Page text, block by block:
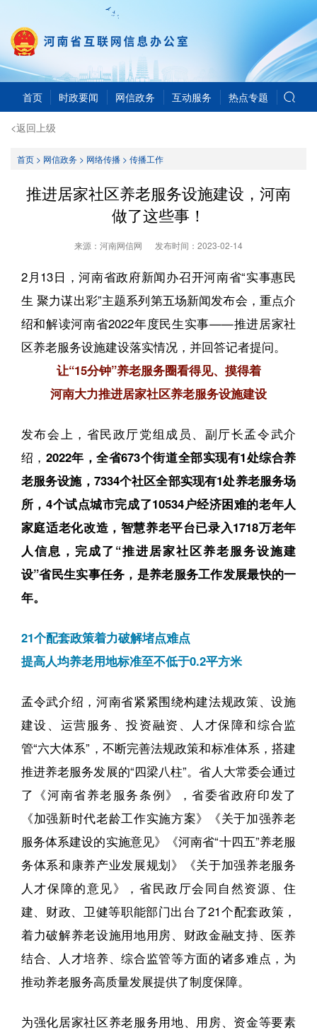
首页 时政要闻 网信政务 互动服务 热点专题
<返回上级
首页> 网信政务> 网络传播> 传播工作
推进居家社区养老服务设施建设，河南
做了这些事！
来源：河南网信网 发布时间： 2023-02-14
2月13日，河南省政府新闻办召开河南省“实事惠民
生 聚力谋出彩”主题系列第五场新闻发布会，重点介
绍和解读河南省2022年度民生实事——推进居家社
区养老服务设施建设落实情况，并回答记者提问。
让“15分钟”养老服务圈看得见、摸得着
河南大力推进居家社区养老服务设施建设
发布会上，省民政厅党组成员、副厅长孟令武介
绍， 2022年，全省673个街道全部实现有1处综合养
老服务设施，7334个社区全部实现有1处养老服务场
所，4个试点城市完成了10534户经济困难的老年人
家庭适老化改造，智慧养老平台已录入1718万老年
人信息，完成了“推进居家社区养老服务设施建
设”省民生实事任务，是养老服务工作发展最快的一
年。
21个配套政策着力破解堵点难点
提高人均养老用地标准至不低于0.2平方米
孟令武介绍，河南省紧紧围绕构建法规政策、设施
建设、运营服务、投资融资、人才保障和综合监
管“六大体系”，不断完善法规政策和标准体系，搭建
推进养老服务发展的“四梁八柱”。省人大常委会通过
了《河南省养老服务条例》，省委省政府印发了
《加强新时代老龄工作实施方案》《关于加强养老
服务体系建设的实施意见》《河南省“十四五”养老服
务体系和康养产业发展规划》《关于加强养老服务
人才保障的意见》，省民政厅会同自然资源、住
建、财政、卫健等职能部门出台了21个配套政策，
着力破解养老设施用地用房、财政金融支持、医养
结合、人才培养、综合监管等方面的诸多难点，为
推动养老服务高质量发展提供了制度保障。
为强化居家社区养老服务用地、用房、资金等要素